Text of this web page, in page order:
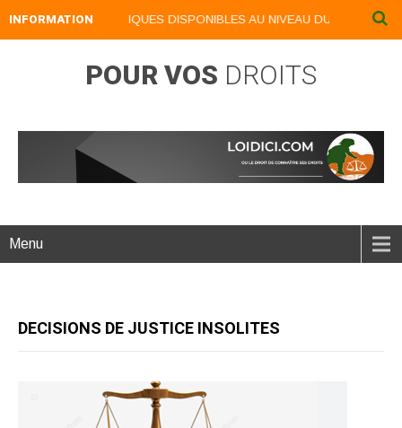
INFORMATION
LIVRES NUMERIQUES DISPONIBLES AU NIVEAU DU MENU ...NOS
POUR VOS DROITS
Menu
DECISIONS DE JUSTICE INSOLITES